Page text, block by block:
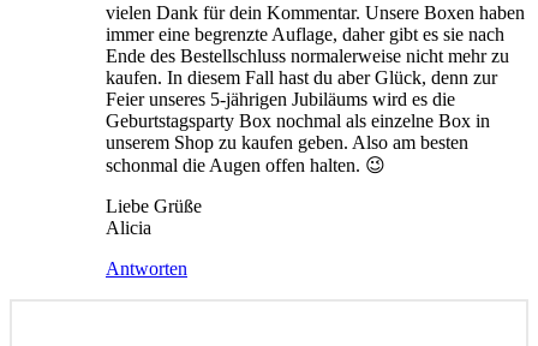
vielen Dank für dein Kommentar. Unsere Boxen haben
immer eine begrenzte Auflage, daher gibt es sie nach
Ende des Bestellschluss normalerweise nicht mehr zu
kaufen. In diesem Fall hast du aber Glück, denn zur
Feier unseres 5-jährigen Jubiläums wird es die
Geburtstagsparty Box nochmal als einzelne Box in
unserem Shop zu kaufen geben. Also am besten
schonmal die Augen offen halten. 😉
Liebe Grüße
Alicia
Antworten